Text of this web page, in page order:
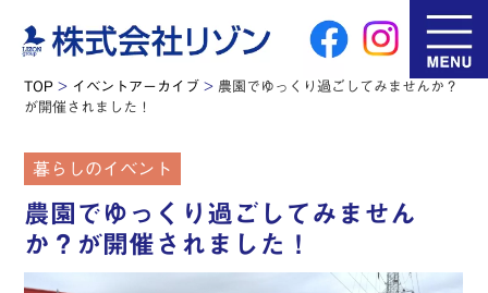
TOP > イベントアーカイブ > 農園でゆっくり過ごしてみませんか？
が開催されました！
暮らしのイベント
農園でゆっくり過ごしてみません
か？が開催されました！